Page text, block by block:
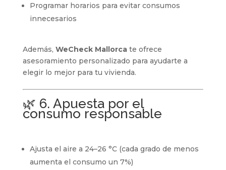
Programar horarios para evitar consumos
innecesarios
Además, WeCheck Mallorcate ofrece
asesoramiento personalizado para ayudarte a
elegir lo mejor para tu vivienda.
🌿 6. Apuesta por el
consumo responsable
Ajusta el aire a 24–26 °C (cada grado de menos
aumenta el consumo un 7%)